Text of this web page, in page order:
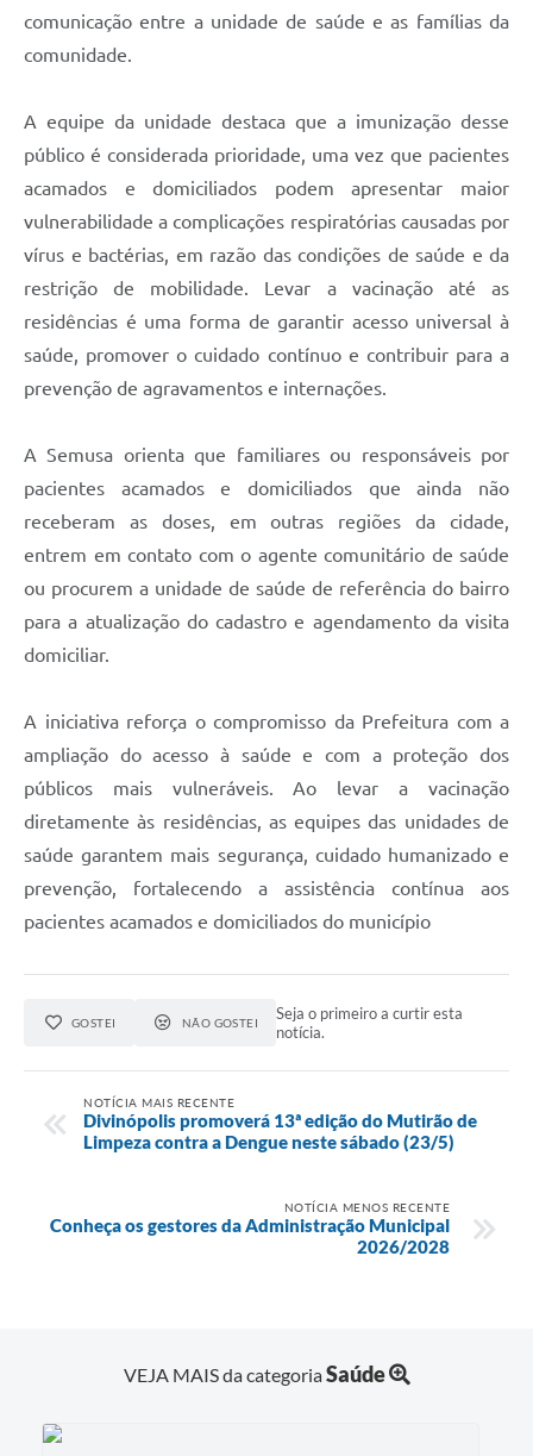
comunicação entre a unidade de saúde e as famílias da
comunidade.
A equipe da unidade destaca que a imunização desse
público é considerada prioridade, uma vez que pacientes
acamados e domiciliados podem apresentar maior
vulnerabilidade a complicações respiratórias causadas por
vírus e bactérias, em razão das condições de saúde e da
restrição de mobilidade. Levar a vacinação até as
residências é uma forma de garantir acesso universal à
saúde, promover o cuidado contínuo e contribuir para a
prevenção de agravamentos e internações.
A Semusa orienta que familiares ou responsáveis por
pacientes acamados e domiciliados que ainda não
receberam as doses, em outras regiões da cidade,
entrem em contato com o agente comunitário de saúde
ou procurem a unidade de saúde de referência do bairro
para a atualização do cadastro e agendamento da visita
domiciliar.
A iniciativa reforça o compromisso da Prefeitura com a
ampliação do acesso à saúde e com a proteção dos
públicos mais vulneráveis. Ao levar a vacinação
diretamente às residências, as equipes das unidades de
saúde garantem mais segurança, cuidado humanizado e
prevenção, fortalecendo a assistência contínua aos
pacientes acamados e domiciliados do município
GOSTEI NÃO GOSTEI
Seja o primeiro a curtir esta
notícia.
NOTÍCIA MAIS RECENTE
Divinópolis promoverá 13ª edição do Mutirão de
Limpeza contra a Dengue neste sábado (23/5)
NOTÍCIA MENOS RECENTE
Conheça os gestores da Administração Municipal
2026/2028
VEJA MAIS da categoriaSaúde